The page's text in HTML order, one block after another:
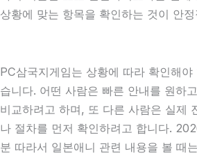
상황에 맞는 항목을 확인하는 것이 안
PC삼국지게임는 상황에 따라 확인해
습니다. 어떤 사람은 빠른 안내를 원하
비교하려고 하며, 또 다른 사람은 실제
나 절차를 먼저 확인하려고 합니다.
분 따라서 일본애니 관련 내용을 볼 때